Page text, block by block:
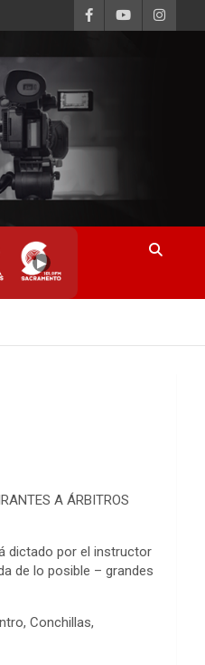
▶
A ÁRBITROS
dictado por el instructor
de lo posible – grandes
Conchillas,